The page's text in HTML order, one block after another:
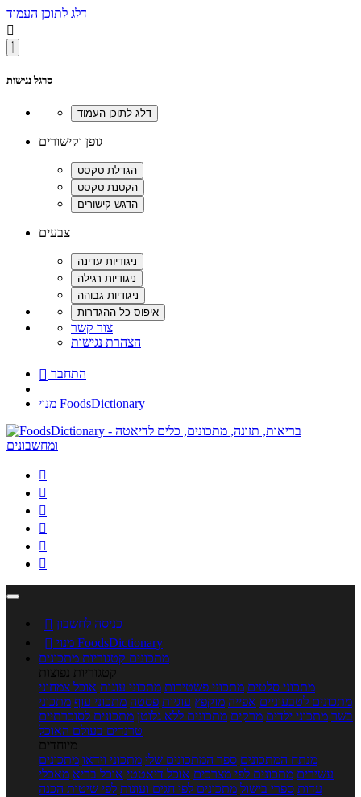
דלג לתוכן העמוד

סרגל נגישות
גופן וקישורים
צבעים
צור קשר
הצהרת נגישות
 התחבר
מנוי FoodsDictionary






 כניסה לחשבון

מנוי FoodsDictionary
מתכונים קטגוריות מתכונים
קטגוריות נפוצות
מתכוני סלטים מתכוני פשטידות מתכוני עוגות אוכל צמחוני
מתכונים לטבעוניים אפייה מוקפץ עוגיות פסטה מתכוני עוף מתכוני
בשר מתכוני ילדים מרקים מתכונים ללא גלוטן מתכונים לסוכרתיים
טרנדים בעולם האוכל
מיוחדים
מנתח המתכונים ספר המתכונים שלי מתכוני וידאו מתכונים
עשירים מתכונים לפי מצרכים אוכל דיאטטי אוכל בריא מאכלי
עדות ספרי בישול מתכונים לפי חגים ועונות לפי שיטות הכנה